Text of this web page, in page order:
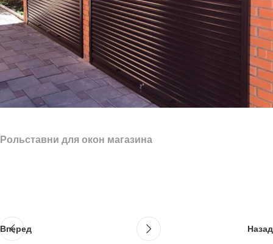
Рольставни для окон магазина
Вперед Назад